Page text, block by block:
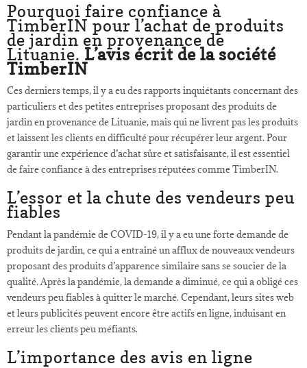
Pourquoi faire confiance à
TimberIN pour l’achat de produits
de jardin en provenance de
Lituanie. L’avis écrit de la société
TimberIN
Ces derniers temps, il y a eu des rapports inquiétants concernant des
particuliers et des petites entreprises proposant des produits de
jardin en provenance de Lituanie, mais qui ne livrent pas les produits
et laissent les clients en difficulté pour récupérer leur argent. Pour
garantir une expérience d’achat sûre et satisfaisante, il est essentiel
de faire confiance à des entreprises réputées comme TimberIN.
L’essor et la chute des vendeurs peu
fiables
Pendant la pandémie de COVID-19, il y a eu une forte demande de
produits de jardin, ce qui a entraîné un afflux de nouveaux vendeurs
proposant des produits d’apparence similaire sans se soucier de la
qualité. Après la pandémie, la demande a diminué, ce qui a obligé ces
vendeurs peu fiables à quitter le marché. Cependant, leurs sites web
et leurs publicités peuvent encore être actifs en ligne, induisant en
erreur les clients peu méfiants.
L’importance des avis en ligne